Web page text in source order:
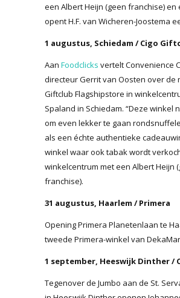
een Albert Heijn (geen franchise) en
opent H.F. van Wicheren-Joostema
1 augustus, Schiedam / Cigo
Aan Foodclicks vertelt Convenience
directeur Gerrit van Oosten over de
Giftclub Flagshipstore in
Spaland in Schiedam. “Deze winkel
om even lekker te gaan
als een échte authentieke
winkel waar ook tabak wordt
winkelcentrum met een Albert Heijn
franchise).
31 augustus, Haarlem / Primera
Opening Primera Planetenlaan te
tweede Primera-winkel van
1 september, Heeswijk Dinther /
Tegenover de Jumbo aan de St.